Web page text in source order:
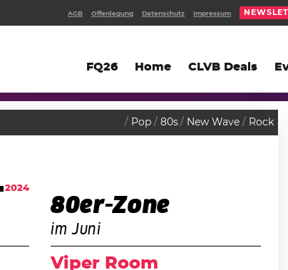
FQ26 Home CLVB Deals
AGB Offenlegung Datenschutz Impressum
Pop 80s New Wave Rock
2024
80er-Zone
im Juni
Viper Room